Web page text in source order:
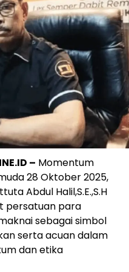
– Momentum
28 Oktober 2025,
Abdul Halil,S.E.,S.H
persatuan para
sebagai simbol
serta acuan dalam
dan etika